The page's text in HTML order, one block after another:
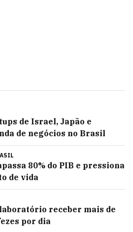
de Israel, Japão e
de negócios no Brasil
80% do PIB e pressiona
de vida
receber mais de
por dia